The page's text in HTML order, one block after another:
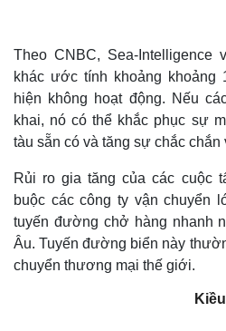
Theo CNBC, Sea-
khác ước tính khoảng khoảng
hiện không hoạt động. Nếu
khai, nó có thể khắc phục sự
tàu sẵn có và tăng sự chắc chắn
Rủi ro gia tăng của các cuộc
buộc các công ty vận chuyển
tuyến đường chở hàng nhanh
Âu. Tuyến đường biển này
chuyển thương mại thế giới.